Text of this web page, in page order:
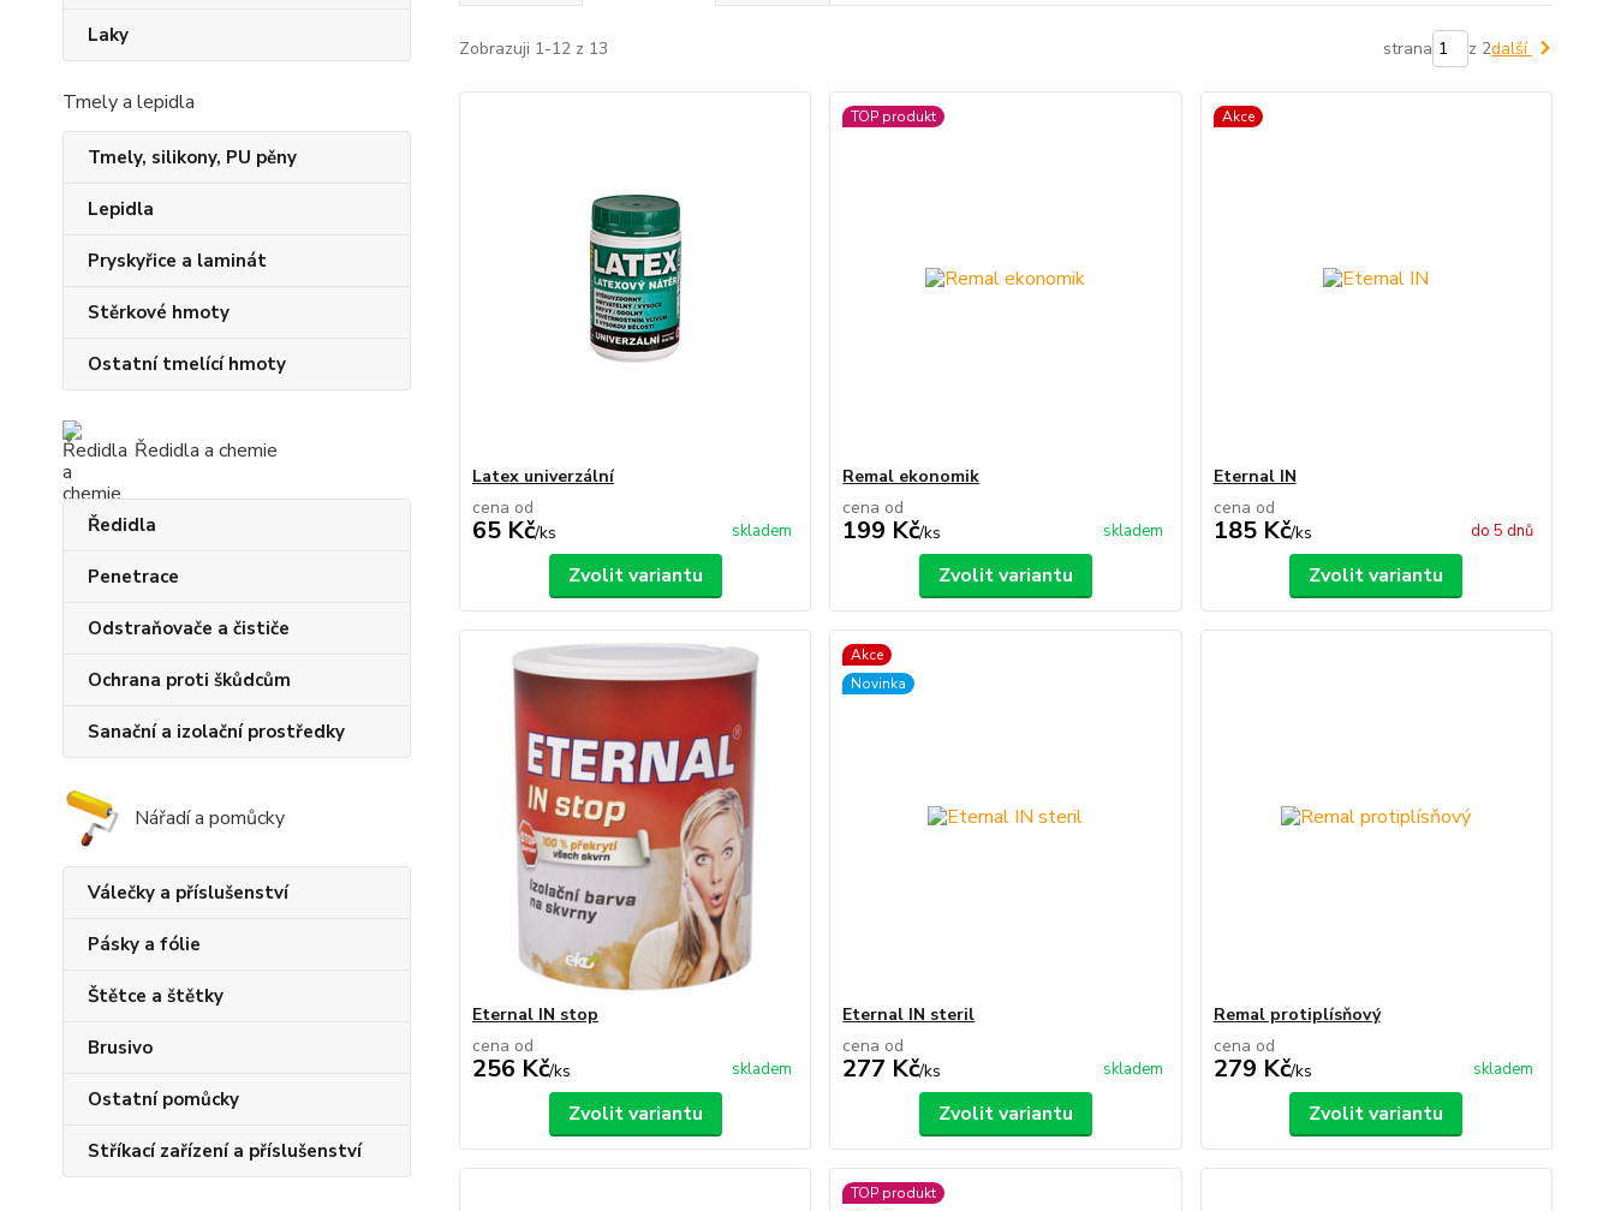
Laky
Tmely a lepidla
Tmely, silikony, PU pěny
Lepidla
Pryskyřice a laminát
Stěrkové hmoty
Ostatní tmelící hmoty
Ředidla a chemie
Ředidla
Penetrace
Odstraňovače a čističe
Ochrana proti škůdcům
Sanační a izolační prostředky
Nářadí a pomůcky
Válečky a příslušenství
Pásky a fólie
Štětce a štětky
Brusivo
Ostatní pomůcky
Stříkací zařízení a příslušenství
Zobrazuji 1-12 z 13 strana z 2další
Latex univerzální
cena od
65 Kč/ks skladem
Zvolit variantu
TOP produkt
Remal ekonomik
cena od
199 Kč/ks skladem
Zvolit variantu
Akce
Eternal IN
cena od
185 Kč/ks do 5 dnů
Zvolit variantu
Eternal IN stop
cena od
256 Kč/ks skladem
Zvolit variantu
Akce
Novinka
Eternal IN steril
cena od
277 Kč/ks skladem
Zvolit variantu
Remal protiplísňový
cena od
279 Kč/ks skladem
Zvolit variantu
TOP produkt